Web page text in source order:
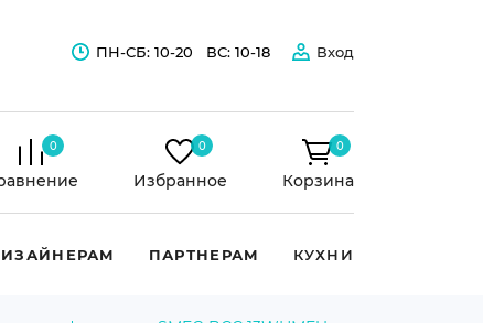
ПН-СБ: 10-20 ВС: 10-18 Вход
0
Избранное
0
Корзина
0
ПАРТНЕРАМ КУХНИ